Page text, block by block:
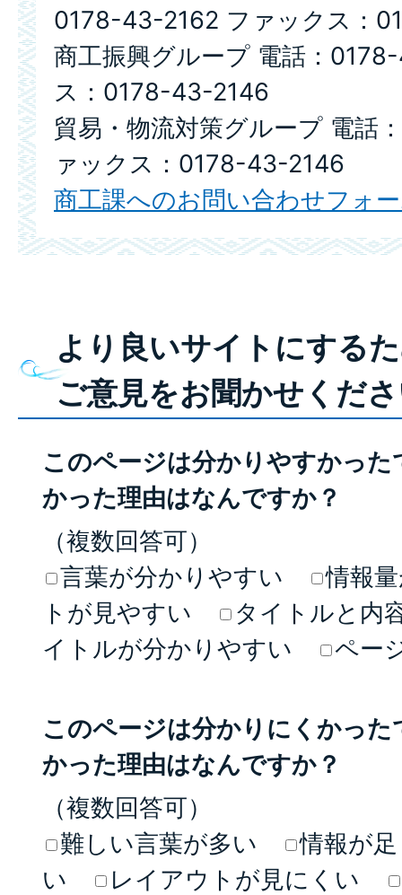
0178-43-2162 ファックス：
商工振興グループ 電話：
ス：0178-43-2146
貿易・物流対策グループ 電話
ァックス：0178-43-2146
商工課へのお問い合わせフォ
より良いサイトにする
ご意見をお聞かせくだ
このページは分かりやすかっ
かった理由はなんですか？
（複数回答可）
言葉が分かりやすい
情報
トが見やすい
タイトルと内
イトルが分かりやすい
ペー
このページは分かりにくかっ
かった理由はなんですか？
（複数回答可）
難しい言葉が多い
情報が
い
レイアウトが見にくい